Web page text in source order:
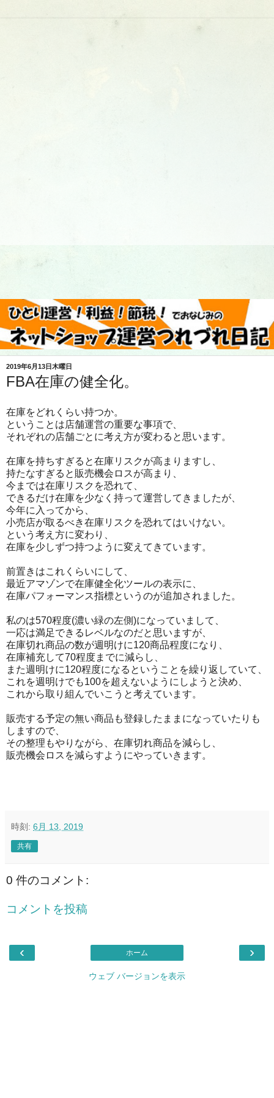
2019年6月13日木曜日
FBA在庫の健全化。
在庫をどれくらい持つか。
ということは店舗運営の重要な事項で、
それぞれの店舗ごとに考え方が変わると思います。
在庫を持ちすぎると在庫リスクが高まりますし、
持たなすぎると販売機会ロスが高まり、
今までは在庫リスクを恐れて、
できるだけ在庫を少なく持って運営してきましたが、
今年に入ってから、
小売店が取るべき在庫リスクを恐れてはいけない。
という考え方に変わり、
在庫を少しずつ持つように変えてきています。
前置きはこれくらいにして、
最近アマゾンで在庫健全化ツールの表示に、
在庫パフォーマンス指標というのが追加されました。
私のは570程度(濃い緑の左側)になっていまして、
一応は満足できるレベルなのだと思いますが、
在庫切れ商品の数が週明けに120商品程度になり、
在庫補充して70程度までに減らし、
また週明けに120程度になるということを繰り返していて、
これを週明けでも100を超えないようにしようと決め、
これから取り組んでいこうと考えています。
販売する予定の無い商品も登録したままになっていたりも
しますので、
その整理もやりながら、在庫切れ商品を減らし、
販売機会ロスを減らすようにやっていきます。
時刻: 6月 13, 2019
共有
0 件のコメント:
コメントを投稿
‹ ›
ホーム
ウェブ バージョンを表示